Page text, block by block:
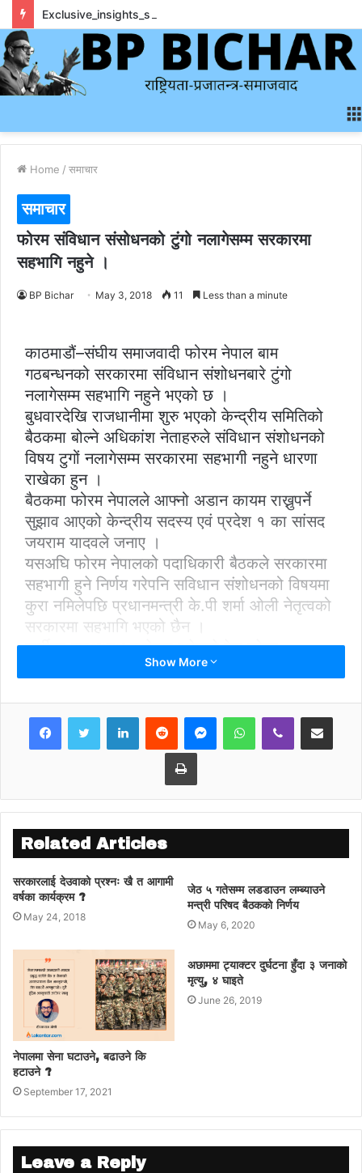
Home / समाचार
समाचार
फोरम संविधान संसोधनको टुंगो नलागेसम्म सरकारमा
सहभागि नहुने ।
BP Bichar May 3, 2018 11 Less than a minute
काठमाडौं–संघीय समाजवादी फोरम नेपाल बाम
गठबन्धनको सरकारमा संविधान संशोधनबारे टुंगो
नलागेसम्म सहभागि नहुने भएको छ ।
बुधवारदेखि राजधानीमा शुरु भएको केन्द्रीय समितिको
बैठकमा बोल्ने अधिकांश नेताहरुले संविधान संशोधनको
विषय टुगों नलागेसम्म सरकारमा सहभागी नहुने धारणा
राखेका हुन ।
बैठकमा फोरम नेपालले आफ्नो अडान कायम राख्नुपर्ने
सुझाव आएको केन्द्रीय सदस्य एवं प्रदेश १ का सांसद
जयराम यादवले जनाए ।
यसअघि फोरम नेपालको पदाधिकारी बैठकले सरकारमा
सहभागी हुने निर्णय गरेपनि सविधान संशोधनको विषयमा
कुरा नमिलेपछि प्रधानमन्त्री के.पी शर्मा ओली नेतृत्वको
सरकारमा सहभागि भएको छैन ।
पार्टीका सहअध्यक्ष राजेन्द्र श्रेष्ठले पेस गरेका
राजनीतिक प्रतिवेदनमाथि बुधवार छलफल भएको थियो
Show More
LinkedInReddit MessengerWhatsAppViber Share via Email
Print
Related Articles
सरकारलाई देउवाको प्रश्नः खै त आगामी
वर्षका कार्यक्रम ?
May 24, 2018
जेठ ५ गतेसम्म लडडाउन लम्ब्याउने
मन्त्री परिषद बैठकको निर्णय
May 6, 2020
नेपालमा सेना घटाउने, बढाउने कि
हटाउने ?
September 17, 2021
अछाममा ट्याक्टर दुर्घटना हुँदा ३ जनाको
मृत्यु, ४ घाइते
June 26, 2019
Leave a Reply